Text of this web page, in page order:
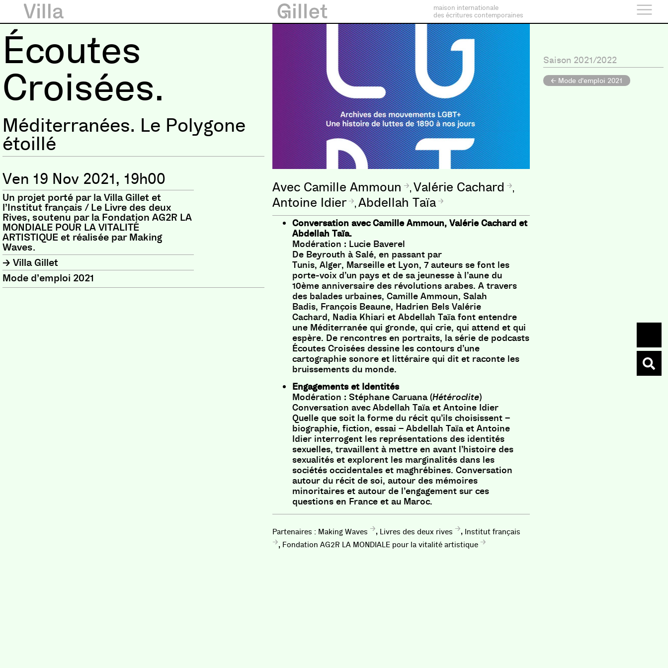
maison internationale
des écritures contemporaines
Écoutes
Croisées.
Méditerranées. Le Polygone
étoillé
Ven 19 Nov 2021, 19h00
Un projet porté par la Villa Gillet et
l’Institut français / Le Livre des deux
Rives, soutenu par la Fondation AG2R LA
MONDIALE POUR LA VITALITÉ
ARTISTIQUE et réalisée par Making
Waves.
Villa Gillet
Mode d’emploi 2021
Camille Ammoun ,Valérie Cachard ,
Antoine Idier ,Abdellah Taïa
Conversation avec Camille Ammoun, Valérie Cachard et
Abdellah Taïa.
Modération : Lucie Baverel
De Beyrouth à Salé, en passant par
Tunis, Alger, Marseille et Lyon, 7 auteurs se font les
porte-voix d’un pays et de sa jeunesse à l’aune du
10ème anniversaire des révolutions arabes. A travers
des balades urbaines, Camille Ammoun, Salah
Badis, François Beaune, Hadrien Bels Valérie
Cachard, Nadia Khiari et Abdellah Taïa font entendre
une Méditerranée qui gronde, qui crie, qui attend et qui
espère. De rencontres en portraits, la série de podcasts
Écoutes Croisées dessine les contours d’une
cartographie sonore et littéraire qui dit et raconte les
bruissements du monde.
Engagements et Identités
Modération : Stéphane Caruana (Hétéroclite)
Conversation avec Abdellah Taïa et Antoine Idier
Quelle que soit la forme du récit qu’ils choisissent –
biographie, fiction, essai – Abdellah Taïa et Antoine
Idier interrogent les représentations des identités
sexuelles, travaillent à mettre en avant l’histoire des
sexualités et explorent les marginalités dans les
sociétés occidentales et maghrébines. Conversation
autour du récit de soi, autour des mémoires
minoritaires et autour de l’engagement sur ces
questions en France et au Maroc.
Making Waves , Livres des deux rives , Institut français
, Fondation AG2R LA MONDIALE pour la vitalité artistique
Saison 2021/2022
← Mode d'emploi 2021